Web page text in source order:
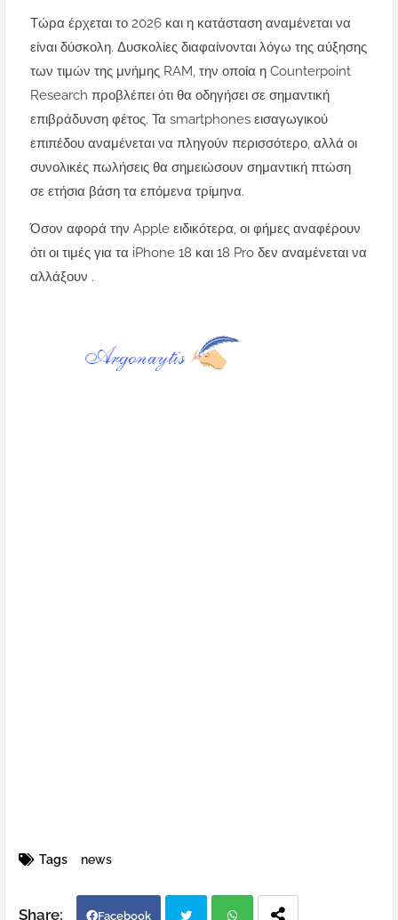
Τώρα έρχεται το 2026 και η κατάσταση αναμένεται να
είναι δύσκολη. Δυσκολίες διαφαίνονται λόγω της αύξησης
των τιμών της μνήμης RAM, την οποία η Counterpoint
Research προβλέπει ότι θα οδηγήσει σε σημαντική
επιβράδυνση φέτος. Τα smartphones εισαγωγικού
επιπέδου αναμένεται να πληγούν περισσότερο, αλλά οι
συνολικές πωλήσεις θα σημειώσουν σημαντική πτώση
σε ετήσια βάση τα επόμενα τρίμηνα.
Όσον αφορά την Apple ειδικότερα, οι φήμες αναφέρουν
ότι οι τιμές για τα iPhone 18 και 18 Pro δεν αναμένεται να
αλλάξουν .
Tags news
Facebook